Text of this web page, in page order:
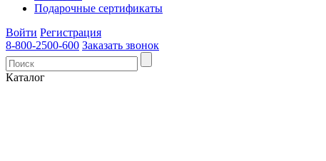
Подарочные сертификаты
Войти Регистрация
8-800-2500-600 Заказать звонок
Каталог